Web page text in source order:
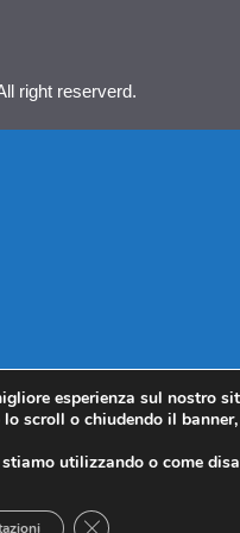
right reserverd.
esperienza sul nostro
scroll o chiudendo il
utilizzando o come
CLOSE GDPR